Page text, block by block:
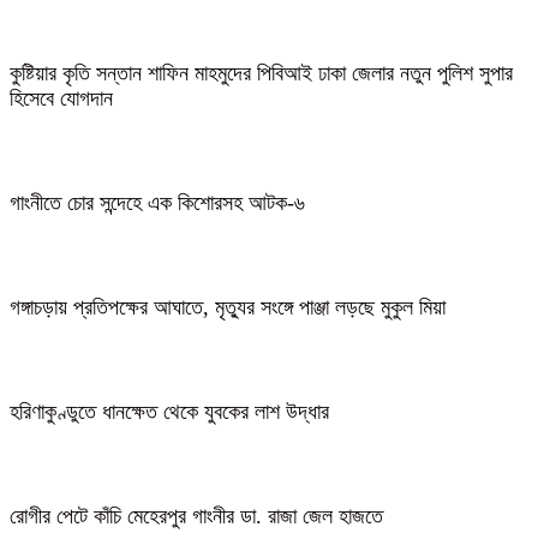
কুষ্টিয়ার কৃতি সন্তান শাফিন মাহমুদের পিবিআই ঢাকা জেলার নতুন পুলিশ সুপার
হিসেবে যোগদান
গাংনীতে চোর সন্দেহে এক কিশোরসহ আটক-৬
গঙ্গাচড়ায় প্রতিপক্ষের আঘাতে, মৃত্যুর সংঙ্গে পাঞ্জা লড়ছে মুকুল মিয়া
হরিণাকুণ্ডুতে ধানক্ষেত থেকে যুবকের লাশ উদ্ধার
রোগীর পেটে কাঁচি মেহেরপুর গাংনীর ডা. রাজা জেল হাজতে